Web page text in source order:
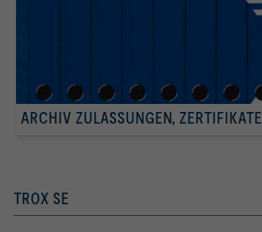
ARCHIV ZULASSUNGEN, ZERTIFIKATE
TROX SE